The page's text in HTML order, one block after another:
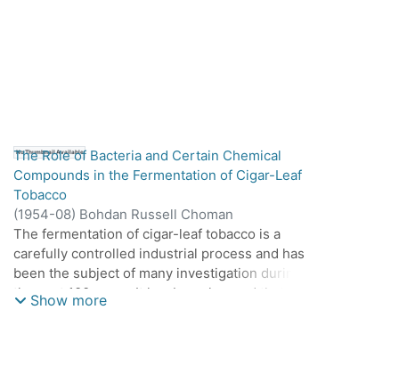
No Thumbnail Available
The Role of Bacteria and Certain Chemical
Compounds in the Fermentation of Cigar-Leaf
Tobacco
(1954-08) Bohdan Russell Choman
The fermentation of cigar-leaf tobacco is a
carefully controlled industrial process and has
been the subject of many investigation during
the past 100 years. It has been learned that two
of the chemical change of greatest significance
Show more